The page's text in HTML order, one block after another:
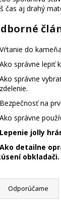
čas aj drahý
do
správne lepiť
správne
na
správne
jolly
detailne
obkladači.
Odporúčame